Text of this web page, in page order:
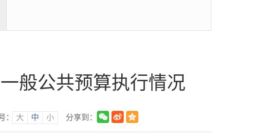
般公共预算执行情况
： 大 中 小 分享到：